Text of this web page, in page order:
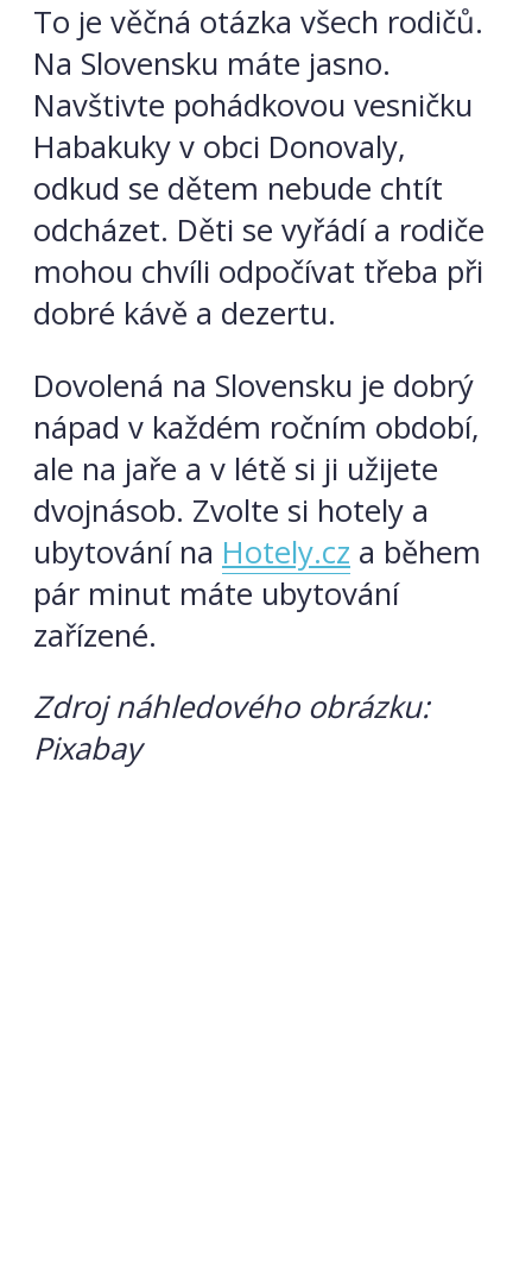
To je věčná otázka všech rodičů.
Na Slovensku máte jasno.
Navštivte pohádkovou vesničku
Habakuky v obci Donovaly,
odkud se dětem nebude chtít
odcházet. Děti se vyřádí a rodiče
mohou chvíli odpočívat třeba při
dobré kávě a dezertu.
Dovolená na Slovensku je dobrý
nápad v každém ročním období,
ale na jaře a v létě si ji užijete
dvojnásob. Zvolte si hotely a
ubytování na Hotely.cz a během
pár minut máte ubytování
zařízené.
Zdroj náhledového obrázku:
Pixabay